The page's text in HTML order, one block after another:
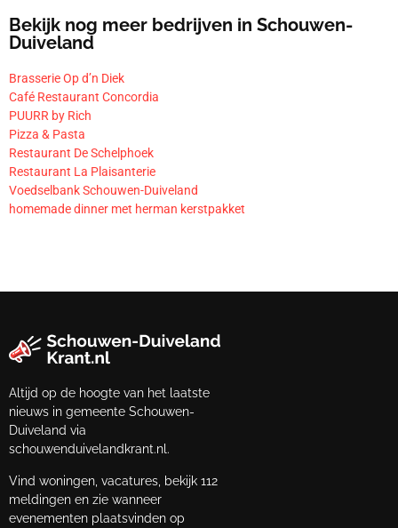
Bekijk nog meer bedrijven in Schouwen-
Duiveland
Brasserie Op d’n Diek
Café Restaurant Concordia
PUURR by Rich
Pizza & Pasta
Restaurant De Schelphoek
Restaurant La Plaisanterie
Voedselbank Schouwen-Duiveland
homemade dinner met herman kerstpakket
Altijd op de hoogte van het laatste
nieuws in gemeente Schouwen-
Duiveland via
schouwenduivelandkrant.nl.
Vind woningen, vacatures, bekijk 112
meldingen en zie wanneer
evenementen plaatsvinden op